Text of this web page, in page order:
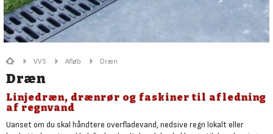
VVS Afløb Dræn
Dræn
Linjedræn, drænrør og faskiner til afledning
af regnvand
Uanset om du skal håndtere overfladevand, nedsive regn lokalt eller